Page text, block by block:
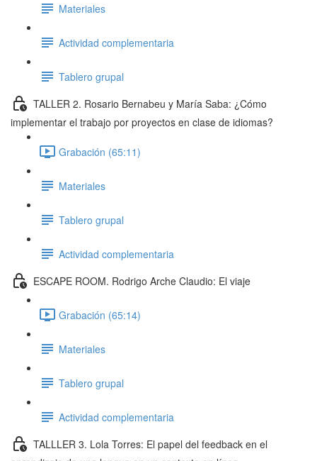
Materiales
Actividad complementaria
Tablero grupal
TALLER 2. Rosario Bernabeu y María Saba: ¿Cómo
implementar el trabajo por proyectos en clase de idiomas?
Grabación (65:11)
Materiales
Tablero grupal
Actividad complementaria
ESCAPE ROOM. Rodrigo Arche Claudio: El viaje
Grabación (65:14)
Materiales
Tablero grupal
Actividad complementaria
TALLLER 3. Lola Torres: El papel del feedback en el